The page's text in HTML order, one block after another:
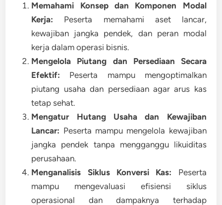
Memahami Konsep dan Komponen Modal
Kerja: Peserta memahami aset lancar,
kewajiban jangka pendek, dan peran modal
kerja dalam operasi bisnis.
Mengelola Piutang dan Persediaan Secara
Efektif: Peserta mampu mengoptimalkan
piutang usaha dan persediaan agar arus kas
tetap sehat.
Mengatur Hutang Usaha dan Kewajiban
Lancar: Peserta mampu mengelola kewajiban
jangka pendek tanpa mengganggu likuiditas
perusahaan.
Menganalisis Siklus Konversi Kas: Peserta
mampu mengevaluasi efisiensi siklus
operasional dan dampaknya terhadap